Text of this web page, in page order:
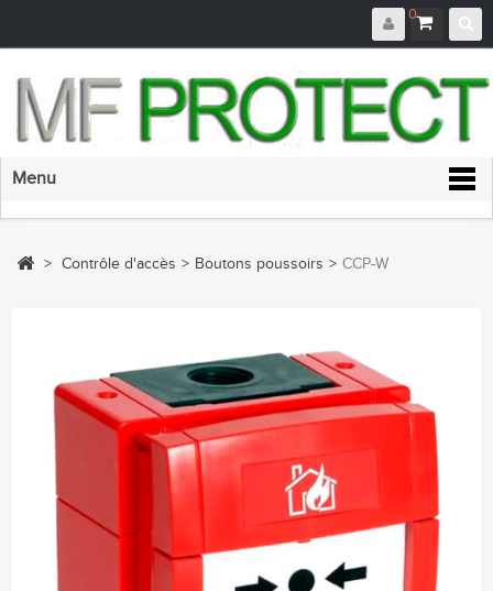
0
Menu
> Contrôle d'accès > Boutons poussoirs > CCP-W